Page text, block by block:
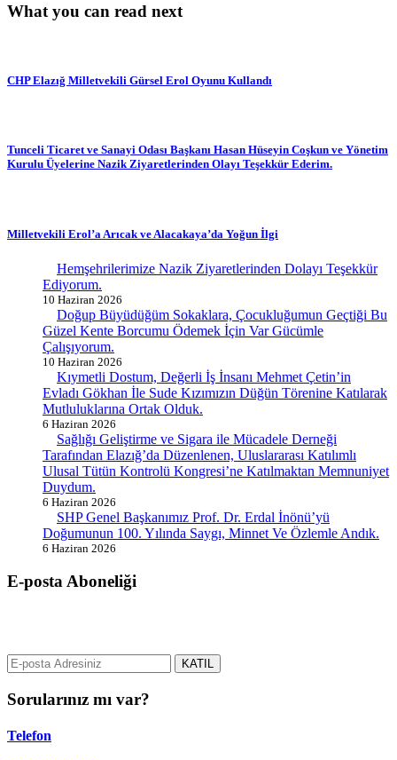
What you can read next
CHP Elazığ Milletvekili Gürsel Erol Oyunu Kullandı
Tunceli Ticaret ve Sanayi Odası Başkanı Hasan Hüseyin Coşkun ve Yönetim
Kurulu Üyelerine Nazik Ziyaretlerinden Olayı Teşekkür Ederim.
Milletvekili Erol’a Arıcak ve Alacakaya’da Yoğun İlgi
Hemşehrilerimize Nazik Ziyaretlerinden Dolayı Teşekkür
Ediyorum.
10 Haziran 2026
Doğup Büyüdüğüm Sokaklara, Çocukluğumun Geçtiği Bu
Güzel Kente Borcumu Ödemek İçin Var Gücümle
Çalışıyorum.
10 Haziran 2026
Kıymetli Dostum, Değerli İş İnsanı Mehmet Çetin’in
Evladı Gökhan İle Sude Kızımızın Düğün Törenine Katılarak
Mutluluklarına Ortak Olduk.
6 Haziran 2026
Sağlığı Geliştirme ve Sigara ile Mücadele Derneği
Tarafından Elazığ’da Düzenlenen, Uluslararası Katılımlı
Ulusal Tütün Kontrolü Kongresi’ne Katılmaktan Memnuniyet
Duydum.
6 Haziran 2026
SHP Genel Başkanımız Prof. Dr. Erdal İnönü’yü
Doğumunun 100. Yılında Saygı, Minnet Ve Özlemle Andık.
6 Haziran 2026
E-posta Aboneliği
KATIL
Sorularınız mı var?
Telefon